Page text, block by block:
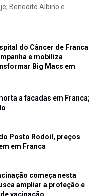
Benedito Albino e...
do Câncer de Franca
e mobiliza
Big Macs em
a facadas em Franca;
Posto Rodoil, preços
em Franca
começa nesta
ampliar a proteção e